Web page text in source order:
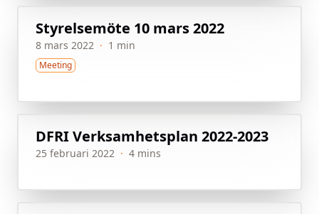
Styrelsemöte 10 mars 2022
8 mars 2022 · 1 min
Meeting
DFRI Verksamhetsplan 2022-2023
25 februari 2022 · 4 mins